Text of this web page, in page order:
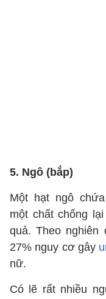
5. Ngô (bắp)
Một hạt ngô
một chất chống
quả. Theo nghiên
27% nguy cơ gây
nữ.
Có lẽ rất nhiều